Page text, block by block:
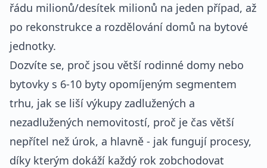
řádu milionů/desítek milionů na jeden případ, až
po rekonstrukce a rozdělování domů na bytové
jednotky.
Dozvíte se, proč jsou větší rodinné domy nebo
bytovky s 6-10 byty opomíjeným segmentem
trhu, jak se liší výkupy zadlužených a
nezadlužených nemovitostí, proč je čas větší
nepřítel než úrok, a hlavně - jak fungují procesy,
díky kterým dokáží každý rok zobchodovat